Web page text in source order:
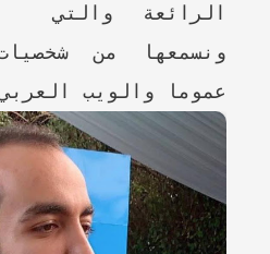
الرائعة والتي
ونسمعها من
عموما والويب